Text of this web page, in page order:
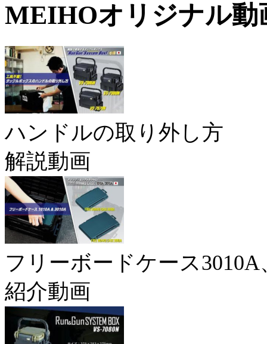
MEIHOオリジナル動
ハンドルの取り外し方
解説動画
フリーボードケース3010A
紹介動画